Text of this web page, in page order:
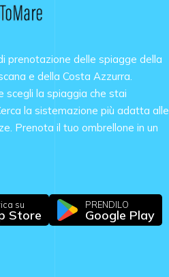
prenotazione delle spiagge della
e della Costa Azzurra.
scegli la spiaggia che stai
la sistemazione più adatta alle
Prenota il tuo ombrellone in un
su
Store
PRENDILO
Google Play